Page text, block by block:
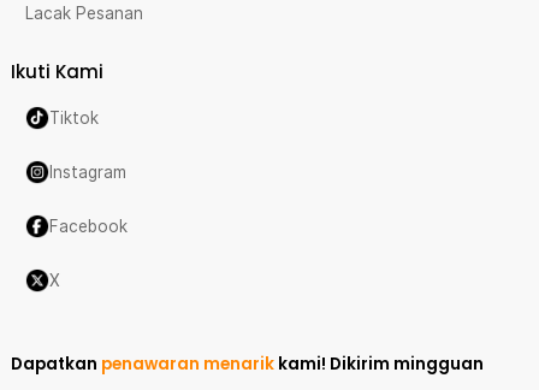
Lacak Pesanan
Ikuti Kami
Tiktok
Instagram
Facebook
X
Dapatkan penawaran menarik kami! Dikirim mingguan